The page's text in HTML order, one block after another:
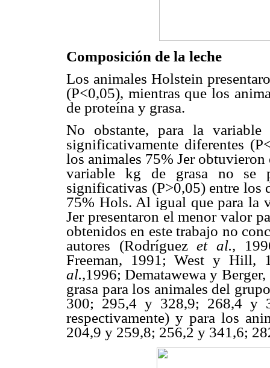
Composición de la leche
Los animales Holstein
(P<0,05), mientras que los
de proteína y grasa.
No obstante, para la
significativamente diferentes
los animales 75% Jer
variable kg de grasa no se
significativas (P>0,05) entre los
75% Hols. Al igual que para la
Jer presentaron el menor valor
obtenidos en este trabajo no
autores (Rodríguezet al.,
Freeman, 1991; West y Hill,
al.,1996; Dematawewa y
grasa para los animales del
300; 295,4 y 328,9; 268,4 y
respectivamente) y para los
204,9 y 259,8; 256,2 y 341,6;